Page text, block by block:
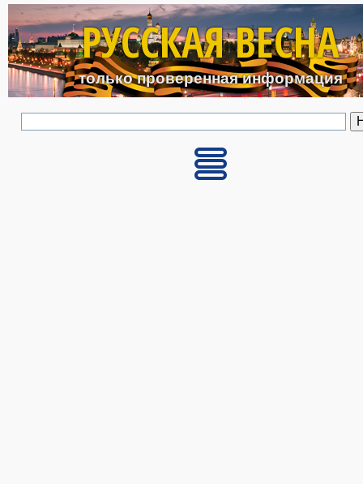
Перейти к основному
РУССКАЯ ВЕСНА
только проверенная информация